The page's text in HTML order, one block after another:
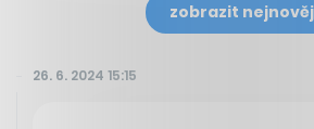
zobrazit
26. 6. 2024 15:15